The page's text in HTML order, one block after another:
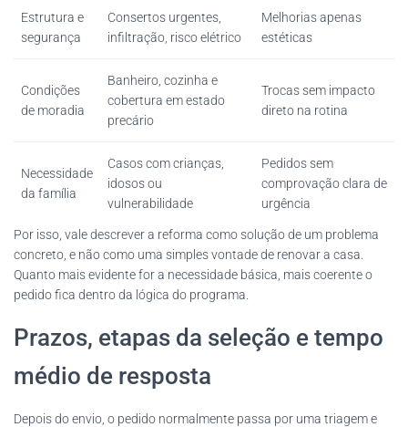
Estrutura e
segurança
Consertos urgentes,
infiltração, risco elétrico
Melhorias apenas
estéticas
Condições
de moradia
Banheiro, cozinha e
cobertura em estado
precário
Trocas sem impacto
direto na rotina
Necessidade
da família
Casos com crianças,
idosos ou
vulnerabilidade
Pedidos sem
comprovação clara de
urgência
Por isso, vale descrever a reforma como solução de um problema
concreto, e não como uma simples vontade de renovar a casa.
Quanto mais evidente for a necessidade básica, mais coerente o
pedido fica dentro da lógica do programa.
Prazos, etapas da seleção e tempo
médio de resposta
Depois do envio, o pedido normalmente passa por uma triagem e